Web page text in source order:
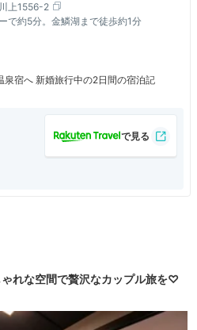
上1556-2
で約5分。金鱗湖まで徒歩約1分
泉宿へ 新婚旅行中の2日間の宿泊記
れな空間で贅沢なカップル旅を♡